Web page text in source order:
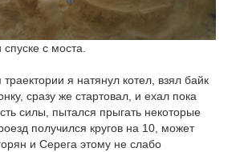
с моста.
я натянул котел, взял байк
сразу же стартовал, и ехал пока
силы, пытался прыгать некоторые
получился кругов на 10, может
и Серега этому не слабо